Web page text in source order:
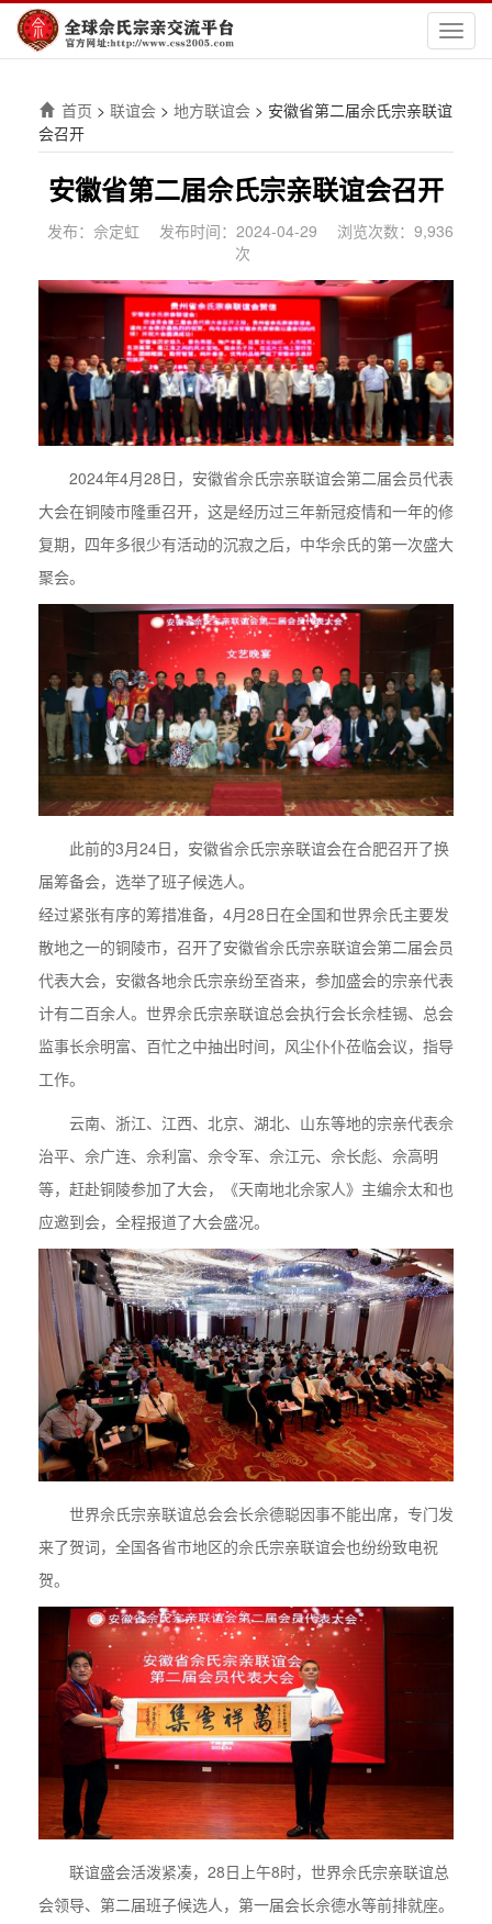
切
换
首页 > 联谊会 > 地方联谊会 > 安徽省第二届佘氏宗亲联谊
会召开
安徽省第二届佘氏宗亲联谊会召开
发布：佘定虹 发布时间：2024-04-29
浏览次数：9,936
次
2024年4月28日，安徽省佘氏宗亲联谊会第二届会员代表
大会在铜陵市隆重召开，这是经历过三年新冠疫情和一年的修
复期，四年多很少有活动的沉寂之后，中华佘氏的第一次盛大
聚会。
此前的3月24日，安徽省佘氏宗亲联谊会在合肥召开了换
届筹备会，选举了班子候选人。
经过紧张有序的筹措准备，4月28日在全国和世界佘氏主要发
散地之一的铜陵市，召开了安徽省佘氏宗亲联谊会第二届会员
代表大会，安徽各地佘氏宗亲纷至沓来，参加盛会的宗亲代表
计有二百余人。世界佘氏宗亲联谊总会执行会长佘桂锡、总会
监事长佘明富、百忙之中抽出时间，风尘仆仆莅临会议，指导
工作。
云南、浙江、江西、北京、湖北、山东等地的宗亲代表佘
治平、佘广连、佘利富、佘令军、佘江元、佘长彪、佘高明
等，赶赴铜陵参加了大会，《天南地北佘家人》主编佘太和也
应邀到会，全程报道了大会盛况。
世界佘氏宗亲联谊总会会长佘德聪因事不能出席，专门发
来了贺词，全国各省市地区的佘氏宗亲联谊会也纷纷致电祝
贺。
联谊盛会活泼紧凑，28日上午8时，世界佘氏宗亲联谊总
会领导、第二届班子候选人，第一届会长佘德水等前排就座。